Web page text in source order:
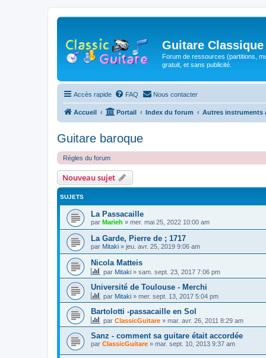
Guitare Classique
Forum de ressources (partitions,
gratuit, et sans publicité.
Accès rapide FAQ Nous contacter
Accueil Portail Index du forum Autres instruments
Guitare baroque
Règles du forum
Nouveau sujet
SUJETS
La Passacaille
par Marieh » mer. mai 25, 2022 10:00 am
La Garde, Pierre de ; 1717
par Mitaki » jeu. avr. 25, 2019 9:06 am
Nicola Matteis
par Mitaki » sam. sept. 23, 2017 7:06 pm
Université de Toulouse - Merchi
par Mitaki » mer. sept. 13, 2017 5:04 pm
Bartolotti -passacaille en Sol
par ClassicGuitare » mar. avr. 26, 2011 8:29 am
Sanz - comment sa guitare était accordée
par ClassicGuitare » mar. sept. 10, 2013 9:37 am